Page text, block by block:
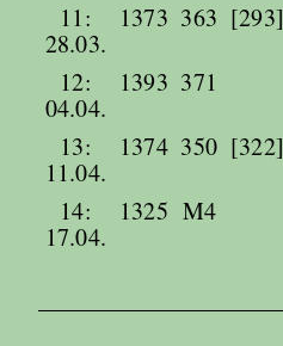
11:
28.03.
1373 363 [293]
12:
04.04.
1393 371
13:
11.04.
1374 350 [322]
14:
17.04.
1325 M4